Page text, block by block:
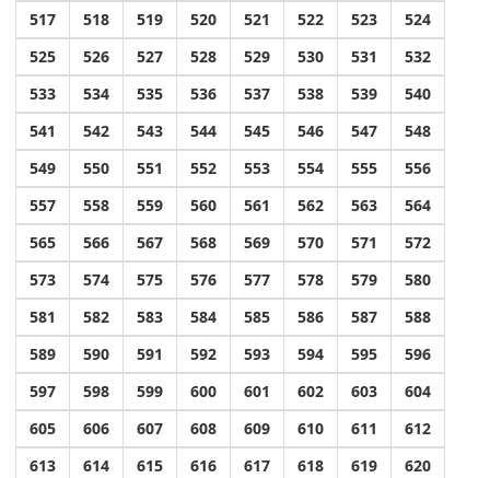
517
518 519 520 521 522 523
524
525
526 527 528 529 530 531
532
533
534 535 536 537 538 539
540
541
542 543 544 545 546 547
548
549
550 551 552 553 554 555
556
557
558 559 560 561 562 563
564
565
566 567 568 569 570 571
572
573
574 575 576 577 578 579
580
581
582 583 584 585 586 587
588
589
590 591 592 593 594 595
596
597
598 599 600 601 602 603
604
605
606 607 608 609 610 611
612
613
614 615 616 617 618 619
620